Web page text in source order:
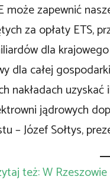
może zapewnić
za opłaty ETS,
dla
dla całej
nakładach
jądrowych
– Józef Sołtys,
też: W